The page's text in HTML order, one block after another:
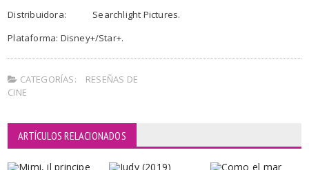
Distribuidora: Searchlight Pictures.
Plataforma: Disney+/Star+.
CATEGORÍAS:
RESEÑAS DE
CINE
ARTÍCULOS RELACIONADOS